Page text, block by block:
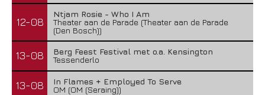
12-08
Ntjam Rosie - Who I Am
Theater aan de Parade (Theater aan de Parade
(Den Bosch))
13-08
Berg Feest Festival met o.a. Kensington
Tessenderlo
13-08
In Flames + Employed To Serve
OM (OM (Seraing))